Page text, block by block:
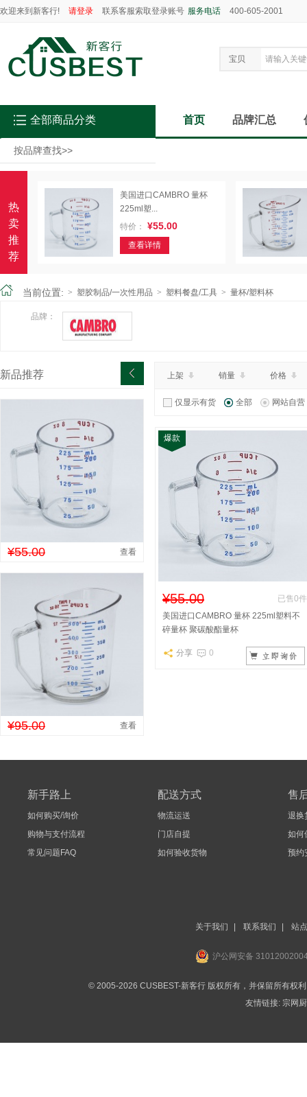
欢迎来到新客行! 请登录 联系客服索取登录账号 服务电话 400-605-2001
宝贝
按品牌查找>>
全部商品分类 首页 品牌汇总
热
卖
推
荐
美国进口CAMBRO 量杯
225ml塑...
特价：
¥55.00
查看详情
当前位置: > 塑胶制品/一次性用品 > 塑料餐盘/工具 > 量杯/塑料杯
品牌：
新品推荐
¥55.00 查看
¥95.00 查看
上架 销量 价格
仅显示有货 全部 网站自营
爆款
¥55.00
已售0件
美国进口CAMBRO 量杯 225ml塑料不
碎量杯 聚碳酸酯量杯
分享 0
新手路上
如何购买/询价
购物与支付流程
常见问题FAQ
配送方式
物流运送
门店自提
如何验收货物
售
退换
如何
预约
关于我们 联系我们 站
沪公网安备
© 2005-2026 CUSBEST-新客行 版权所有，并保留所有权
友情链接: 宗网